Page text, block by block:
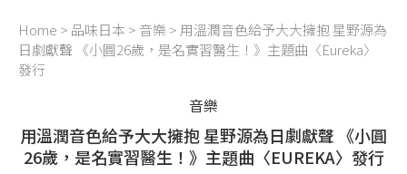
Home > 品味日本 > 音樂 > 用溫潤音色給予大大擁抱 星野源為
日劇獻聲 《小圓26歲，是名實習醫生！》主題曲〈Eureka〉
發行
音樂
用溫潤音色給予大大擁抱 星野源為日劇獻聲 《小圓
26歲，是名實習醫生！》主題曲〈EUREKA〉發行